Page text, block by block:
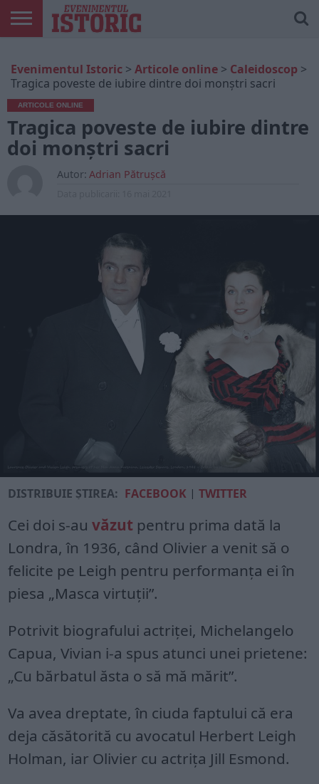
ONLINE
EDIȚII
TIPĂRITE
ISTORIC
PLAY
CONTUL
MEU
Evenimentul Istoric > Articole online > Caleidoscop >
Tragica poveste de iubire dintre doi monștri sacri
ARTICOLE ONLINE
Tragica poveste de iubire dintre
doi monștri sacri
Autor: Adrian Pătrușcă
DISTRIBUIE ȘTIREA: FACEBOOK |TWITTER
Cei doi s-auvăzut pentru prima dată la
Londra, în 1936, când Olivier a venit să o
felicite pe Leigh pentru performanța ei în
piesa „Masca virtuții”.
Potrivit biografului actriței, Michelangelo
Capua, Vivian i-a spus atunci unei prietene:
„Cu bărbatul ăsta o să mă mărit”.
Va avea dreptate, în ciuda faptului că era
deja căsătorită cu avocatul Herbert Leigh
Holman, iar Olivier cu actrița Jill Esmond.